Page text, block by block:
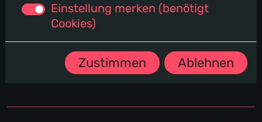
Einstellung merken (benötigt
Cookies)
Zustimmen Ablehnen